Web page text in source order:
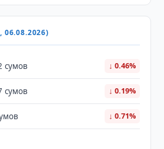
сумов ↓ 0.46%
сумов ↓ 0.19%
↓ 0.71%